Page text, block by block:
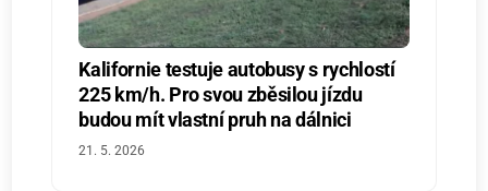
Kalifornie testuje autobusy s rychlostí
225 km/h. Pro svou zběsilou jízdu
budou mít vlastní pruh na dálnici
21. 5. 2026